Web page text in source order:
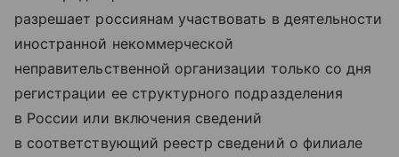
разрешает россиянам участвовать в деятельности
иностранной некоммерческой
неправительственной организации только со дня
регистрации ее структурного подразделения
в России или включения сведений
в соответствующий реестр сведений о филиале